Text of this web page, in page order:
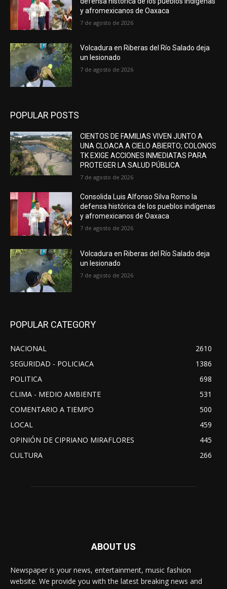
y afromexicanos de Oaxaca
7 de agosto de 2026
Volcadura en Riberas del Río Salado deja
un lesionado
7 de agosto de 2026
POPULAR POSTS
CIENTOS DE FAMILIAS VIVEN JUNTO A
UNA CLOACA A CIELO ABIERTO; COLONOS
TK EXIGE ACCIONES INMEDIATAS PARA
PROTEGER LA SALUD PÚBLICA
7 de agosto de 2026
Consolida Luis Alfonso Silva Romo la
defensa histórica de los pueblos indígenas
y afromexicanos de Oaxaca
7 de agosto de 2026
Volcadura en Riberas del Río Salado deja
un lesionado
7 de agosto de 2026
POPULAR CATEGORY
NACIONAL
2610
SEGURIDAD - POLICIACA
1386
POLITICA
698
CLIMA - MEDIO AMBIENTE
531
COMENTARIO A TIEMPO
500
LOCAL
459
OPINIÓN DE CIPRIANO MIRAFLORES
445
CULTURA
266
ABOUT US
Newspaper is your news, entertainment, music fashion
website. We provide you with the latest breaking news and